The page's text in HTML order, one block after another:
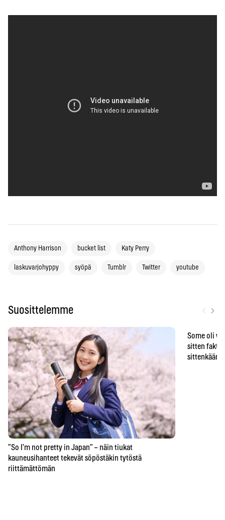
Anthony Harrison bucket list Katy Perry
laskuvarjohyppy syöpä Tumblr Twitter youtube
Suosittelemme ›
”So I’m not pretty in Japan” – näin tiukat
kauneusihanteet tekevät söpöstäkin tytöstä
riittämättömän
Some oli
sitten
sittenkään